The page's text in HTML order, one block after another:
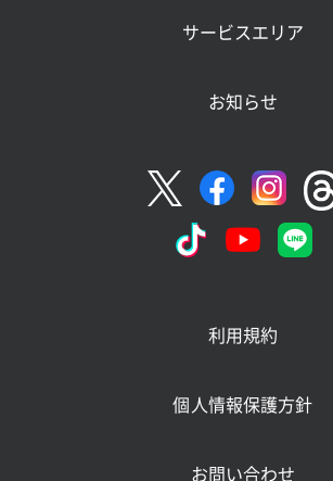
サービスエリア
お知らせ
利用規約
個人情報保護方針
お問い合わせ